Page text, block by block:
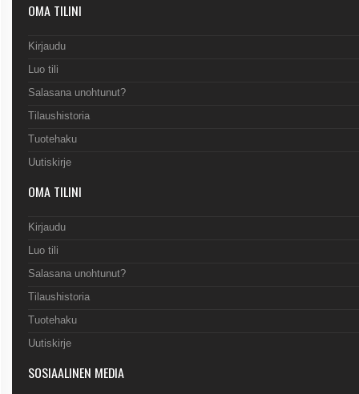
OMA TILINI
Kirjaudu
Luo tili
Salasana unohtunut?
Tilaushistoria
Tuotehaku
Uutiskirje
OMA TILINI
Kirjaudu
Luo tili
Salasana unohtunut?
Tilaushistoria
Tuotehaku
Uutiskirje
SOSIAALINEN MEDIA